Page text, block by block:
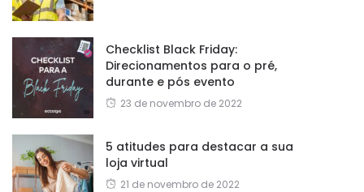
Checklist Black Friday:
Direcionamentos para o pré,
durante e pós evento
23 de novembro de 2022
5 atitudes para destacar a sua
loja virtual
21 de novembro de 2022